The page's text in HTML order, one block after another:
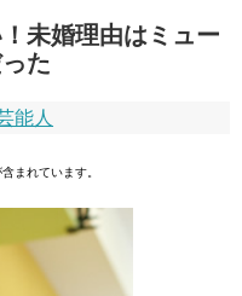
未婚理由はミュー
た
能人
まれています。